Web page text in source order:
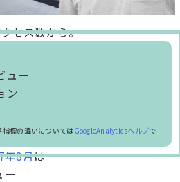
セス数から。
ュー
ン
標の違いについてはGoogleAnalyticsヘルプで
年8月は
ー